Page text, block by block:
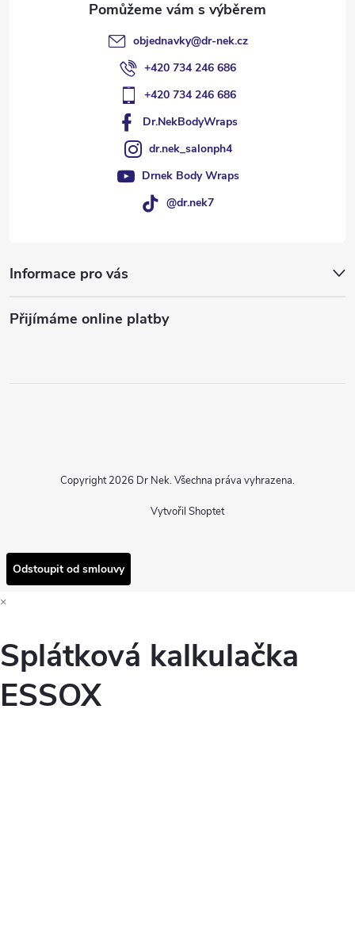
objednavky@dr-nek.cz
+420 734 246 686
+420 734 246 686
Dr.NekBodyWraps
dr.nek_salonph4
Drnek Body Wraps
@dr.nek7
Informace pro vás
Přijímáme online platby
Vytvořil Shoptet
Copyright 2026 Dr Nek. Všechna práva vyhrazena.
Odstoupit od smlouvy
×
Splátková kalkulačka
ESSOX